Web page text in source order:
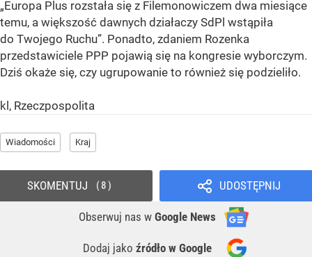
„Europa Plus rozstała się z Filemonowiczem dwa miesiące
temu, a większość dawnych działaczy SdPl wstąpiła
do Twojego Ruchu”. Ponadto, zdaniem Rozenka
przedstawiciele PPP pojawią się na kongresie wyborczym.
Dziś okaże się, czy ugrupowanie to również się podzieliło.
kl, Rzeczpospolita
Wiadomości Kraj
UDOSTĘPNIJ
Obserwuj nas w Google News
Dodaj jako źródło w Google
SKOMENTUJ 8